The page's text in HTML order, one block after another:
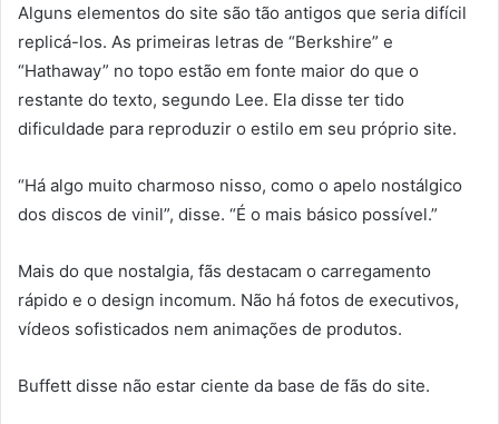
Alguns elementos do site são tão antigos que seria difícil
replicá-los. As primeiras letras de “Berkshire” e
“Hathaway” no topo estão em fonte maior do que o
restante do texto, segundo Lee. Ela disse ter tido
dificuldade para reproduzir o estilo em seu próprio site.
“Há algo muito charmoso nisso, como o apelo nostálgico
dos discos de vinil”, disse. “É o mais básico possível.”
Mais do que nostalgia, fãs destacam o carregamento
rápido e o design incomum. Não há fotos de executivos,
vídeos sofisticados nem animações de produtos.
Buffett disse não estar ciente da base de fãs do site.